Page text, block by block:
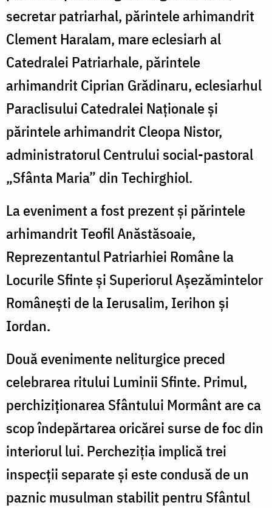
secretar patriarhal, părintele arhimandrit
Clement Haralam, mare eclesiarh al
Catedralei Patriarhale, părintele
arhimandrit Ciprian Grădinaru, eclesiarhul
Paraclisului Catedralei Naţionale şi
părintele arhimandrit Cleopa Nistor,
administratorul Centrului social-pastoral
„Sfânta Maria” din Techirghiol.
La eveniment a fost prezent şi părintele
arhimandrit Teofil Anăstăsoaie,
Reprezentantul Patriarhiei Române la
Locurile Sfinte şi Superiorul Aşezămintelor
Româneşti de la Ierusalim, Ierihon şi
Iordan.
Două evenimente neliturgice preced
celebrarea ritului Luminii Sfinte. Primul,
perchiziţionarea Sfântului Mormânt are ca
scop îndepărtarea oricărei surse de foc din
interiorul lui. Percheziţia implică trei
inspecţii separate şi este condusă de un
paznic musulman stabilit pentru Sfântul